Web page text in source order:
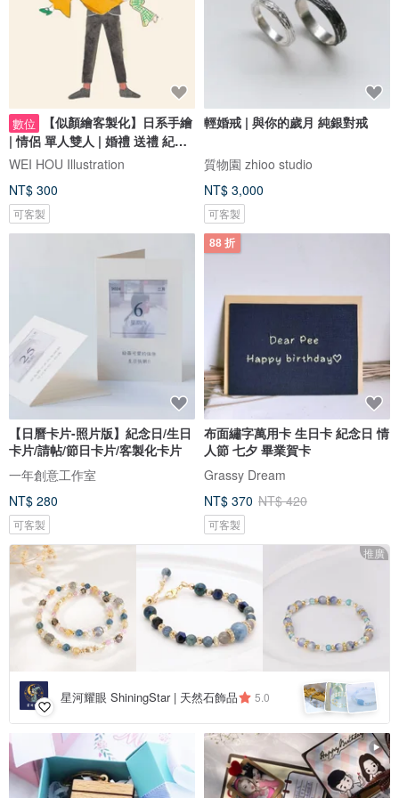
數位
【似顏繪客製化】日系手繪
| 情侶 單人雙人 | 婚禮 送禮 紀念
日
WEI HOU Illustration
NT$ 300
可客製
輕婚戒 | 與你的歲月 純銀對戒
質物園 zhioo studio
NT$ 3,000
可客製
【日曆卡片-照片版】紀念日/生日
卡片/請帖/節日卡片/客製化卡片
一年創意工作室
NT$ 280
可客製
88 折
布面繡字萬用卡 生日卡 紀念日 情
人節 七夕 畢業賀卡
Grassy Dream
NT$ 370 NT$ 420
可客製
推廣
星河耀眼 ShiningStar | 天然石飾品 5.0